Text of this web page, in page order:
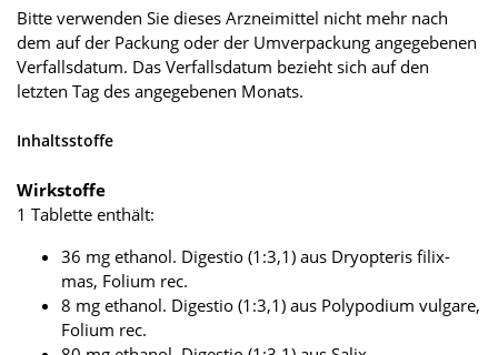
Bitte verwenden Sie dieses Arzneimittel nicht mehr nach
dem auf der Packung oder der Umverpackung angegebenen
Verfallsdatum. Das Verfallsdatum bezieht sich auf den
letzten Tag des angegebenen Monats.
Inhaltsstoffe
Wirkstoffe
1 Tablette enthält:
36 mg ethanol. Digestio (1:3,1) aus Dryopteris filix-
mas, Folium rec.
8 mg ethanol. Digestio (1:3,1) aus Polypodium vulgare,
Folium rec.